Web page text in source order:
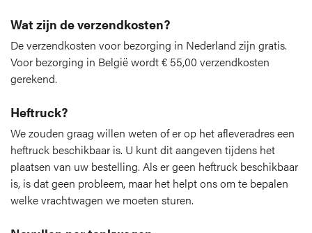
Wat zijn de verzendkosten?
De verzendkosten voor bezorging in Nederland zijn gratis.
Voor bezorging in België wordt € 55,00 verzendkosten
gerekend.
Heftruck?
We zouden graag willen weten of er op het afleveradres een
heftruck beschikbaar is. U kunt dit aangeven tijdens het
plaatsen van uw bestelling. Als er geen heftruck beschikbaar
is, is dat geen probleem, maar het helpt ons om te bepalen
welke vrachtwagen we moeten sturen.